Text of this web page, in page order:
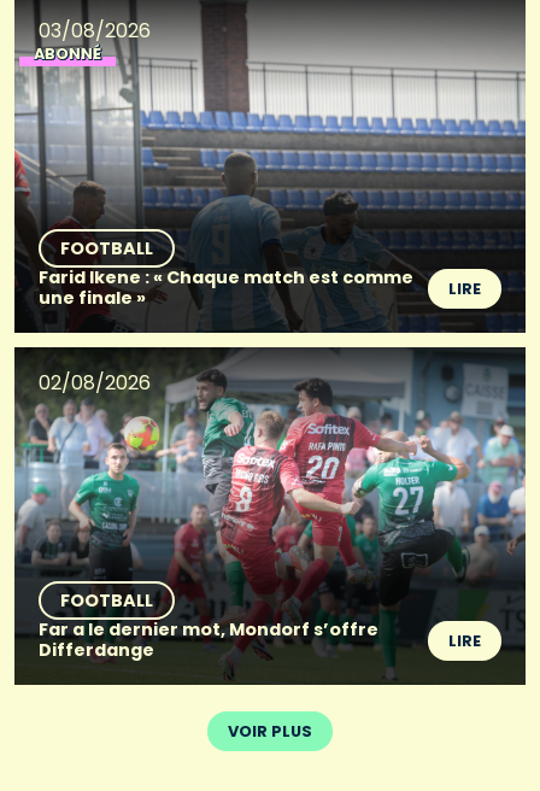
03/08/2026
ABONNÉ
FOOTBALL
Farid Ikene : « Chaque match est comme
une finale »
LIRE
02/08/2026
FOOTBALL
Far a le dernier mot, Mondorf s’offre
Differdange
LIRE
VOIR PLUS